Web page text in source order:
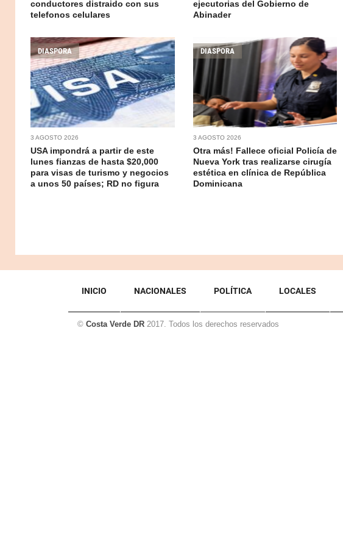
conductores distraido con sus
telefonos celulares
ejecutorias del Gobierno de
Abinader
DIASPORA
3 AGOSTO 2026
USA impondrá a partir de este
lunes fianzas de hasta $20,000
para visas de turismo y negocios
a unos 50 países; RD no figura
DIASPORA
3 AGOSTO 2026
Otra más! Fallece oficial Policía de
Nueva York tras realizarse cirugía
estética en clínica de República
Dominicana
INICIO NACIONALES POLÍTICA LOCALES
© Costa Verde DR 2017. Todos los derechos reservados